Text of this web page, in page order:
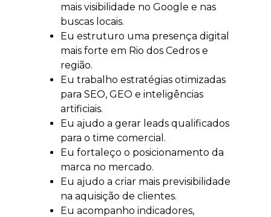
mais visibilidade no Google e nas
buscas locais.
Eu estruturo uma presença digital
mais forte em Rio dos Cedros e
região.
Eu trabalho estratégias otimizadas
para SEO, GEO e inteligências
artificiais.
Eu ajudo a gerar leads qualificados
para o time comercial.
Eu fortaleço o posicionamento da
marca no mercado.
Eu ajudo a criar mais previsibilidade
na aquisição de clientes.
Eu acompanho indicadores,